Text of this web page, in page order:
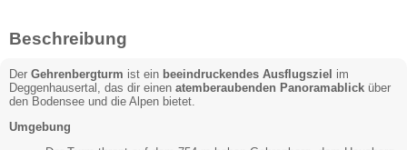
Beschreibung
Der Gehrenbergturm ist ein beeindruckendes Ausflugsziel im
Deggenhausertal, das dir einen atemberaubenden Panoramablick über
den Bodensee und die Alpen bietet.
Umgebung